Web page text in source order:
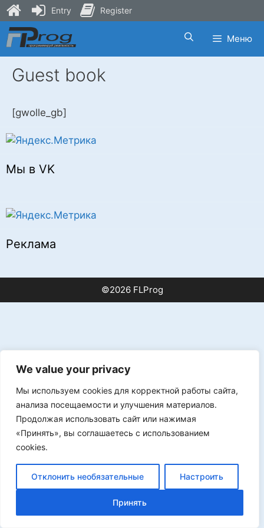
We value your privacy
Мы используем cookies для корректной работы сайта,
анализа посещаемости и улучшения материалов.
Продолжая использовать сайт или нажимая
«Принять», вы соглашаетесь с использованием
cookies.
Отклонить необязательные Настроить
Принять
Skip
to
content
Меню
Guest book
[gwolle_gb]
Мы в VK
Реклама
©2026 FLProg
Entry Register